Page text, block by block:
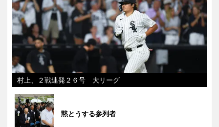
村上、２戦連発２６号 大リーグ
黙とうする参列者